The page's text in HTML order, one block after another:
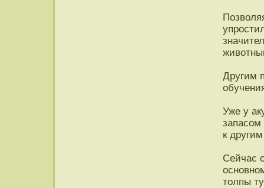
Другим
Уже у
запасом
к
Сейчас
толпы